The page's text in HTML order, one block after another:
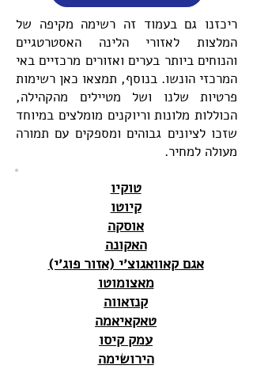
ריכזנו גם בעמוד זה רשימה מקיפה של
המלצות לאזורי הלינה האסטרטגיים
והנוחים ביותר בערים ואזורים מרכזיים באי
המרכזי הונשו. בנוסף, תמצאו כאן רשימות
פרטיות שלנו ושל מטיילים מהקהילה,
הכוללות מלונות וריוקנים מומלצים במיוחד
שזכו לציונים גבוהים ומספקים עם תמורה
מעולה למחיר.
טוקיו
קיוטו
אוסקה
האקונה
אגם קאוואגוצ׳י (אזור פוג׳י)
מאצומוטו
קנזאווה
טאקאיאמה
עמק קיסו
הירושימה